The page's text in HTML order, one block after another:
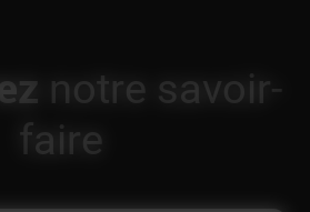
notre savoir-
faire